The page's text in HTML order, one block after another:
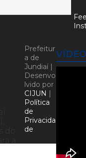
Prefeitur
a de
Jundiaí |
Desenvo
lvido por
CIJUN |
Política
de
Privacida
de